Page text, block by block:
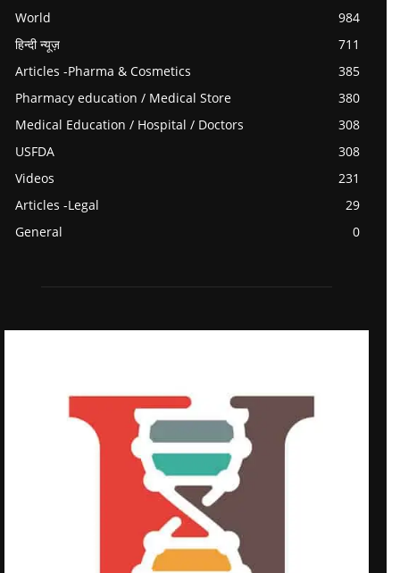
World
984
हिन्दी न्यूज़
711
Articles -Pharma & Cosmetics
385
Pharmacy education / Medical Store
380
Medical Education / Hospital / Doctors
308
USFDA
308
Videos
231
Articles -Legal
29
General
0